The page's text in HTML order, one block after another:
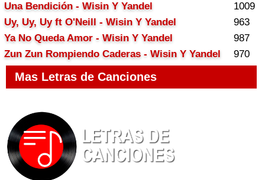
Una Bendición - Wisin Y Yandel
1009
Uy, Uy, Uy ft O'Neill - Wisin Y Yandel
963
Ya No Queda Amor - Wisin Y Yandel
987
Zun Zun Rompiendo Caderas - Wisin Y Yandel
970
Mas Letras de Canciones